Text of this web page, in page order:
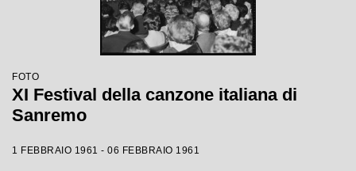
FOTO
XI Festival della canzone italiana di
Sanremo
1 FEBBRAIO 1961 - 06 FEBBRAIO 1961